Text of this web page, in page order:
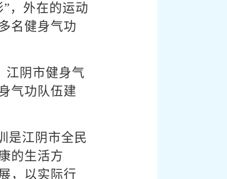
，外在的运动
名健身气功
江阴市健身气
气功队伍建
是江阴市全民
的生活方
，以实际行